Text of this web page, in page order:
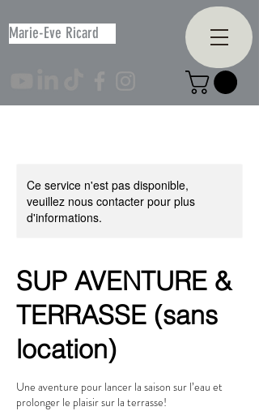
Marie-Eve Ricard
Ce service n'est pas disponible,
veuillez nous contacter pour plus
d'informations.
SUP AVENTURE &
TERRASSE (sans
location)
Une aventure pour lancer la saison sur l’eau et
prolonger le plaisir sur la terrasse!